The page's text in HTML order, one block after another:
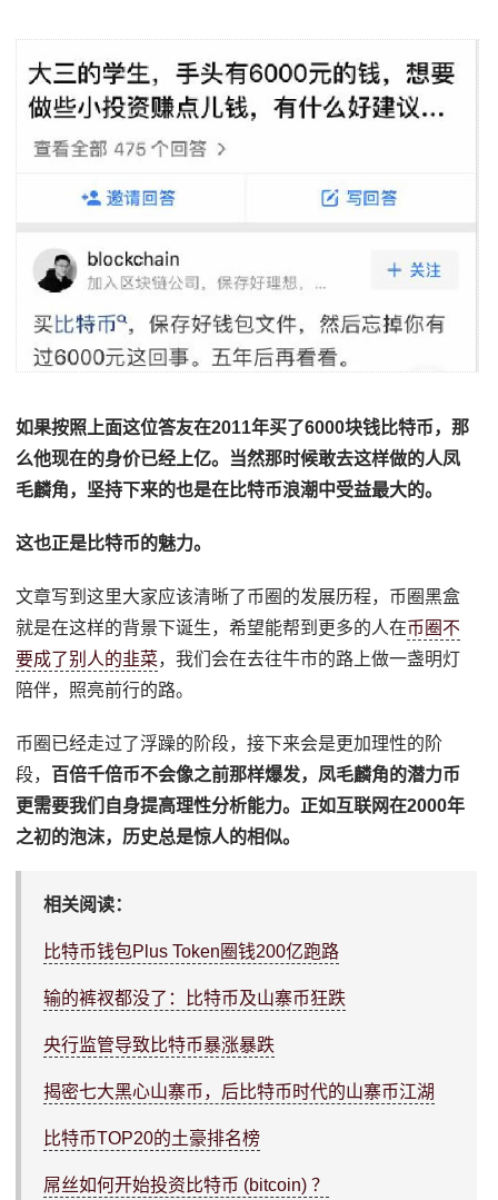
如果按照上面这位答友在2011年买了6000块钱比特币，那
么他现在的身价已经上亿。当然那时候敢去这样做的人凤
毛麟角，坚持下来的也是在比特币浪潮中受益最大的。
这也正是比特币的魅力。
文章写到这里大家应该清晰了币圈的发展历程，币圈黑盒
就是在这样的背景下诞生，希望能帮到更多的人在币圈不
要成了别人的韭菜，我们会在去往牛市的路上做一盏明灯
陪伴，照亮前行的路。
币圈已经走过了浮躁的阶段，接下来会是更加理性的阶
段， 百倍千倍币不会像之前那样爆发，凤毛麟角的潜力币
更需要我们自身提高理性分析能力。正如互联网在2000年
之初的泡沫，历史总是惊人的相似。
相关阅读：
比特币钱包Plus Token圈钱200亿跑路
输的裤衩都没了：比特币及山寨币狂跌
央行监管导致比特币暴涨暴跌
揭密七大黑心山寨币，后比特币时代的山寨币江湖
比特币TOP20的土豪排名榜
屌丝如何开始投资比特币 (bitcoin) ？